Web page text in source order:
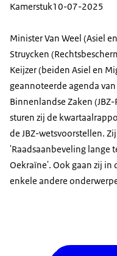
Kamerstuk10-07-2025
Minister Van Weel (Asiel
Struycken
Keijzer (beiden Asiel en
geannoteerde agenda
Binnenlandse Zaken
sturen zij de
de JBZ-wetsvoorstellen.
'Raadsaanbeveling lange
Oekraïne'. Ook gaan zij in
enkele andere